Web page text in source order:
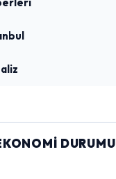
DURUMU